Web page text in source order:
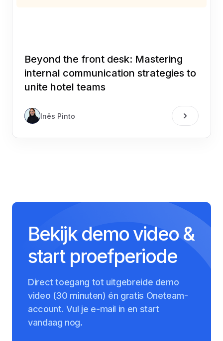
Beyond the front desk: Mastering
internal communication strategies to
unite hotel teams
Inês Pinto
Bekijk demo video &
start proefperiode
Direct toegang tot uitgebreide demo
video (30 minuten) én gratis Oneteam-
account. Vul je e-mail in en start
vandaag nog.